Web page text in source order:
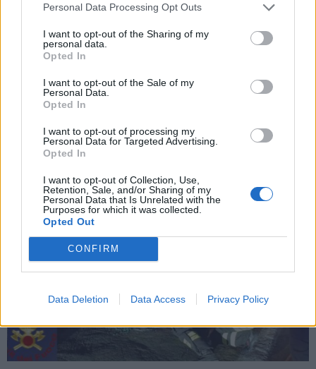
Personal Data Processing Opt Outs
I want to opt-out of the Sharing of my
personal data.
Opted In
I want to opt-out of the Sale of my
Personal Data.
Opted In
I want to opt-out of processing my
Personal Data for Targeted Advertising.
Opted In
I want to opt-out of Collection, Use,
Retention, Sale, and/or Sharing of my
Personal Data that Is Unrelated with the
Purposes for which it was collected.
Opted Out
CONFIRM
Data Deletion Data Access Privacy Policy